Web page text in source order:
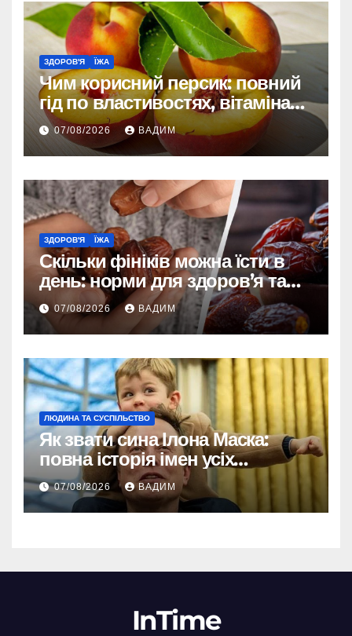
ЗДОРОВ'Я ЇЖА
Чим корисний персик: повний
гід по властивостях, вітамінах і
впливі на організм
07/08/2026 ВАДИМ
ЗДОРОВ'Я ЇЖА
Скільки фініків можна їсти в
день: норми для здоров’я та
енергії
07/08/2026 ВАДИМ
ЛЮДИНА ТА СУСПІЛЬСТВО
Як звати сина Ілона Маска:
повна історія імен усіх
хлопчиків мільярдера
07/08/2026 ВАДИМ
InTime